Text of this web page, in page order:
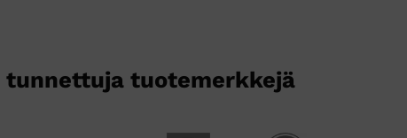
tunnettuja tuotemerkkejä